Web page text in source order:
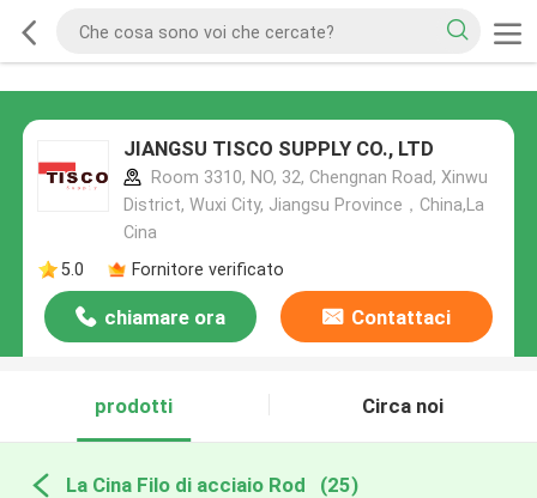
JIANGSU TISCO SUPPLY CO., LTD
Room 3310, NO, 32, Chengnan Road, Xinwu
District, Wuxi City, Jiangsu Province，China,La
Cina
5.0
Fornitore verificato
chiamare ora Contattaci
prodotti Circa noi
La Cina Filo di acciaio Rod (25)